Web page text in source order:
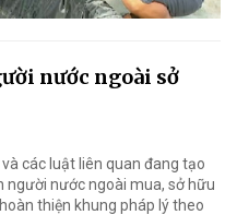
nước ngoài sở
các luật liên quan đang tạo
nước ngoài mua, sở hữu
thiện khung pháp lý theo